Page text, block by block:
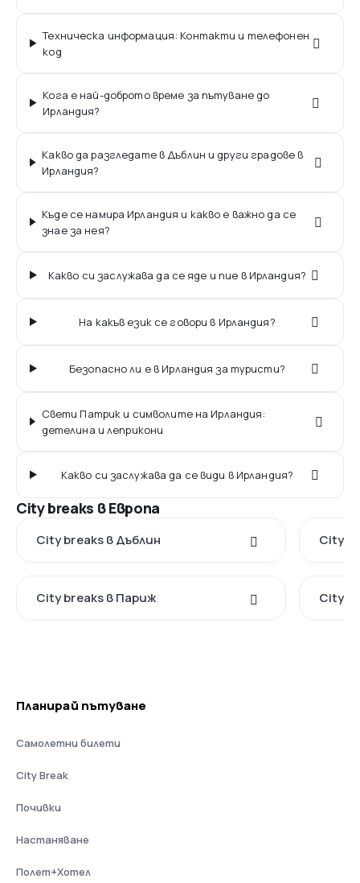
Техническа информация: Контакти и телефонен
код
Кога е най-доброто време за пътуване до
Ирландия?
Какво да разгледате в Дъблин и други градове в
Ирландия?
Къде се намира Ирландия и какво е важно да се
знае за нея?
Какво си заслужава да се яде и пие в Ирландия?
На какъв език се говори в Ирландия?
Безопасно ли е в Ирландия за туристи?
Свети Патрик и символите на Ирландия:
детелина и леприкони
Какво си заслужава да се види в Ирландия?
City breaks в Европа
City breaks в Дъблин City
City breaks в Париж City
Планирай пътуване
Самолетни билети
City Break
Почивки
Настаняване
Полет+Хотел